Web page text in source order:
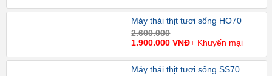
Máy thái thịt tươi sống HO70
2.600.000
1.900.000 VNĐ+ Khuyến mại
Máy thái thịt tươi sống SS70